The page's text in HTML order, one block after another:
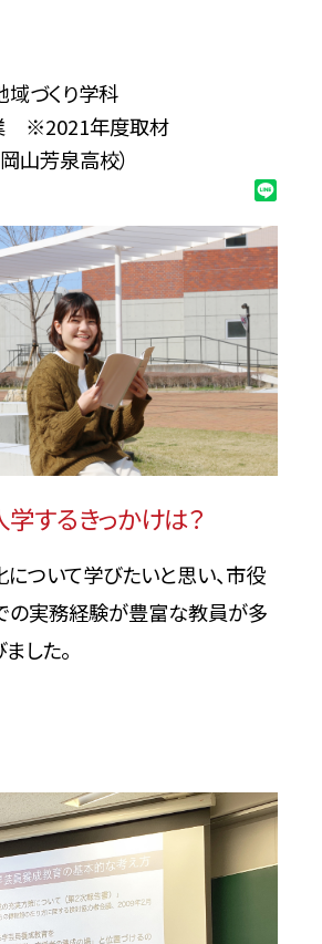
づくり学科
※2021年度取材
岡山芳泉高校）
するきっかけは？
ついて学びたいと思い、市役
の実務経験が豊富な教員が多
した。